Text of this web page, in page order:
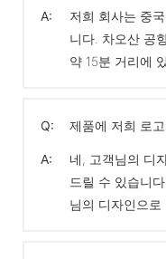
A:
저희 회사는 중
니다. 차오산 공
약 15분 거리에
Q: 제품에 저희 로
A:
네, 고객님의 디
드릴 수 있습니
님의 디자인으로